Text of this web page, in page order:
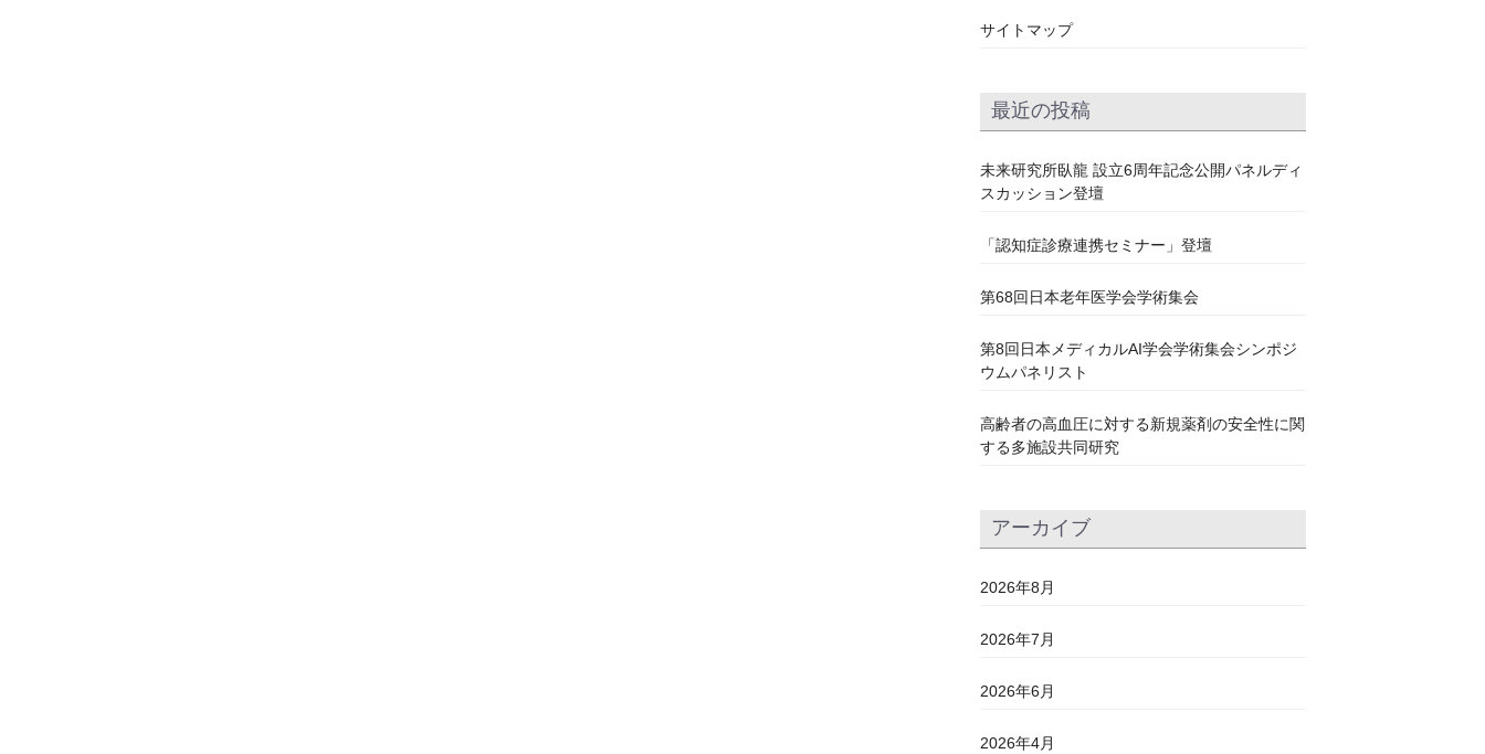
サイトマップ
最近の投稿
未来研究所臥龍 設立6周年記念公開パネルディ
スカッション登壇
「認知症診療連携セミナー」登壇
第68回日本老年医学会学術集会
第8回日本メディカルAI学会学術集会シンポジ
ウムパネリスト
高齢者の高血圧に対する新規薬剤の安全性に関
する多施設共同研究
アーカイブ
2026年8月
2026年7月
2026年6月
2026年4月